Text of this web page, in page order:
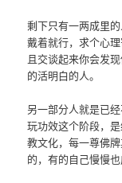
剩下只有一两成里
戴着就行，求个心
且交谈起来你会发
的活明白的人。
另一部分人就是已
玩功效这个阶段，
教文化，每一尊佛
的，有的自己慢慢